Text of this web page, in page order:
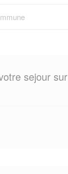
sejour sur